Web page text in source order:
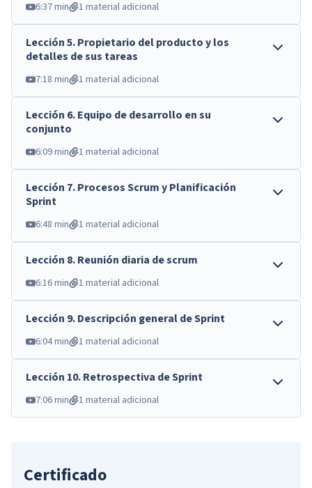
6:37 min 1 material adicional
Lección5.Propietario del producto y los
detalles de sus tareas
7:18 min 1 material adicional
Lección 6.Equipo de desarrollo en su
conjunto
6:09 min 1 material adicional
Lección 7.Procesos Scrum y Planificación
Sprint
6:48 min 1 material adicional
Lección 8.Reunión diaria de scrum
6:16 min 1 material adicional
Lección 9.Descripción general de Sprint
6:04 min 1 material adicional
Lección 10.Retrospectiva de Sprint
7:06 min 1 material adicional
Certificado